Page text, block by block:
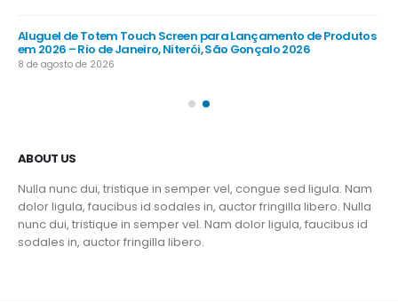
Aluguel de Totem Touch Screen para Lançamento de Produtos
em 2026 – Rio de Janeiro, Niterói, São Gonçalo 2026
8 de agosto de 2026
ABOUT US
Nulla nunc dui, tristique in semper vel, congue sed ligula. Nam
dolor ligula, faucibus id sodales in, auctor fringilla libero. Nulla
nunc dui, tristique in semper vel. Nam dolor ligula, faucibus id
sodales in, auctor fringilla libero.